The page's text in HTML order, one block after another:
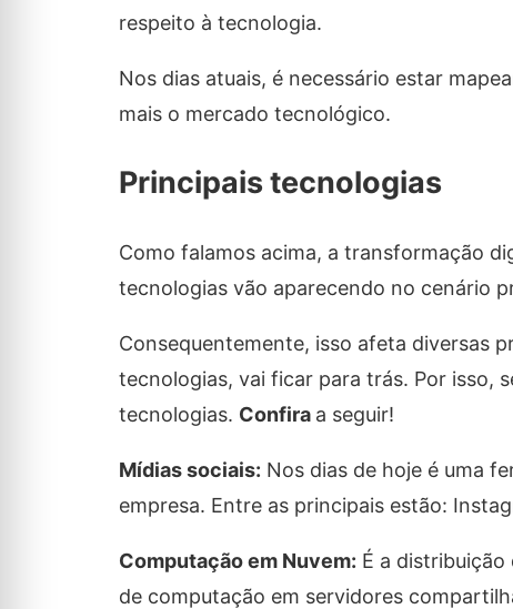
respeito à tecnologia.
Nos dias atuais, é necessário estar
mais o mercado tecnológico.
Principais tecnologias
Como falamos acima, a transformação
tecnologias vão aparecendo no cenário
Consequentemente, isso afeta diversas
tecnologias, vai ficar para trás. Por isso,
tecnologias. Confira a seguir!
Mídias sociais: Nos dias de hoje é uma
empresa. Entre as principais estão:
Computação em Nuvem: É a
de computação em servidores